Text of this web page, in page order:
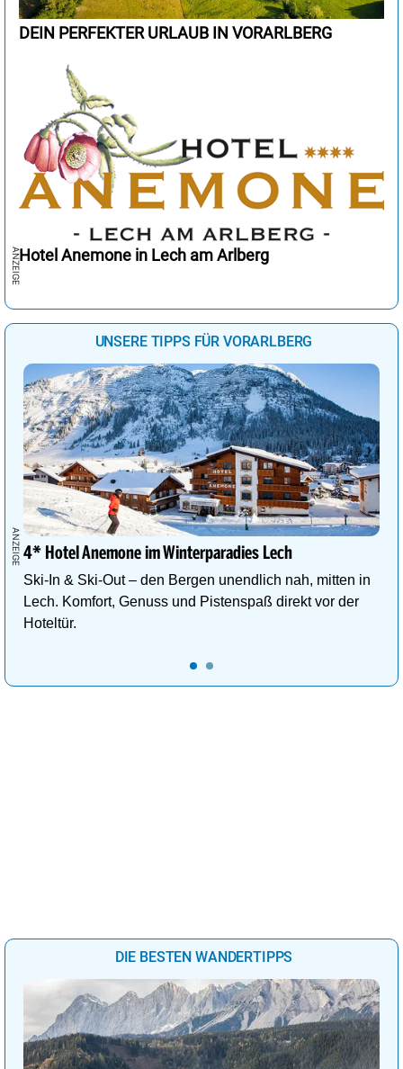
DEIN PERFEKTER URLAUB IN VORARLBERG
Hotel Anemone in Lech am Arlberg
UNSERE TIPPS FÜR VORARLBERG
4* Hotel Anemone im Winterparadies Lech
Ski-In & Ski-Out – den Bergen unendlich nah, mitten in
Lech. Komfort, Genuss und Pistenspaß direkt vor der
Hoteltür.
DIE BESTEN WANDERTIPPS